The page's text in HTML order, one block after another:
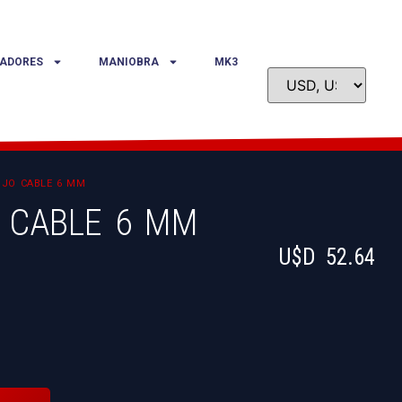
MANIOBRA MK3
CABLE 6 MM
6 MM
U$D 52.64